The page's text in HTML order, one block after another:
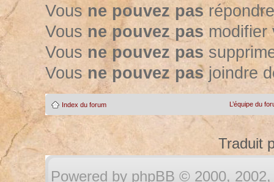
Vous ne pouvez pas
Vous ne pouvez pasmodifier
Vous ne pouvez pas
Vousne pouvez pasjoindre
Index du forum L’équipe du
Traduit
Powered by phpBB © 2000, 2002,